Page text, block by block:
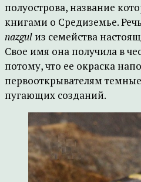
полуострова, название
книгами о Средиземье.
nazgul из семейства
Свое имя она получила в
потому, что ее окраска
первооткрывателям
пугающих созданий.